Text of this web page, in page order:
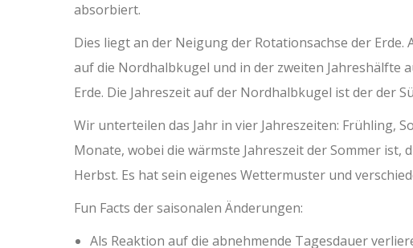
absorbiert.
Dies liegt an der Neigung der Rotationsachse der
auf die Nordhalbkugel und in der zweiten Jahreshälfte
Erde. Die Jahreszeit auf der Nordhalbkugel ist der der
Wir unterteilen das Jahr in vier Jahreszeiten: Frühling,
Monate, wobei die wärmste Jahreszeit der Sommer
Herbst. Es hat sein eigenes Wettermuster und
Fun Facts der saisonalen Änderungen:
Als Reaktion auf die abnehmende Tagesdauer